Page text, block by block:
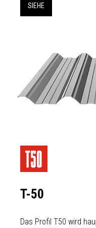
SIEHE
T-50
Das Profil T50 wird